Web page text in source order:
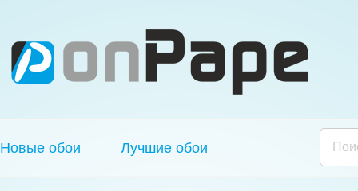
Новые обои Лучшие обои